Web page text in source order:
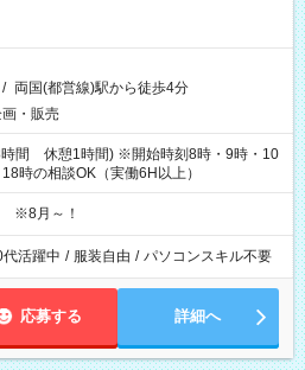
/ 両国(都営線)駅から徒歩4分
・販売
間 休憩1時間) ※開始時刻8時・9時・10
時の相談OK（実働6H以上）
※8月～！
活躍中 / 服装自由 / パソコンスキル不要
応募する 詳細へ